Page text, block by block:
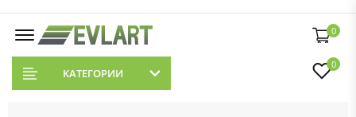
0
КАТЕГОРИИ
0